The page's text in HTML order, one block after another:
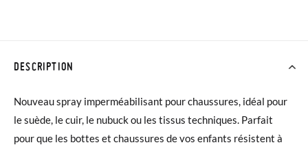
DESCRIPTION
Nouveau spray imperméabilisant pour chaussures, idéal pour
le suède, le cuir, le nubuck ou les tissus techniques. Parfait
pour que les bottes et chaussures de vos enfants résistent à